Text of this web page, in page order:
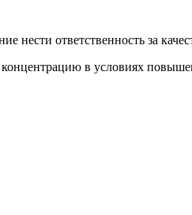
нести ответственность за
в условиях